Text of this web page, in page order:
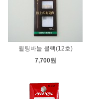
퀼팅바늘 블랙(12호)
7,700원